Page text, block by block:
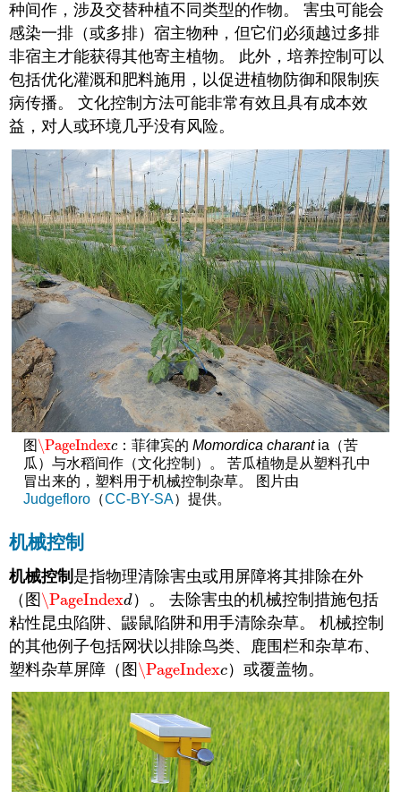
种间作，涉及交替种植不同类型的作物。 害虫可能会
感染一排（或多排）宿主物种，但它们必须越过多排
非宿主才能获得其他寄主植物。 此外，培养控制可以
包括优化灌溉和肥料施用，以促进植物防御和限制疾
病传播。 文化控制方法可能非常有效且具有成本效
益，对人或环境几乎没有风险。
图\PageIndexc
\PageIndexc ：菲律宾的Momordica charantia（苦
瓜）与水稻间作（文化控制）。 苦瓜植物是从塑料孔中
冒出来的，塑料用于机械控制杂草。 图片由
Judgefloro（CC-BY-SA）提供。
机械控制
机械控制 是指物理清除害虫或用屏障将其排除在外
（图 \PageIndexd
\PageIndexd）。 去除害虫的机械控制措施包括
粘性昆虫陷阱、鼹鼠陷阱和用手清除杂草。 机械控制
的其他例子包括网状以排除鸟类、鹿围栏和杂草布、
塑料杂草屏障（图 \PageIndexc
\PageIndexc）或覆盖物。